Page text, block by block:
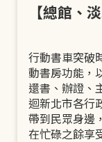
【總館、
行動書車突破
動書房功能，
還書、辦證、
迴新北市各行
帶到民眾身邊
在忙碌之餘享